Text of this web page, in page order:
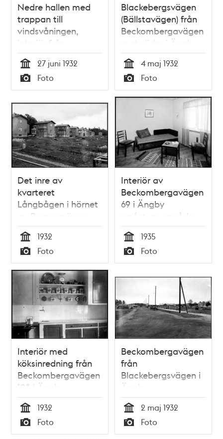
Nedre hallen med
trappan till
vindsvåningen,
interiör från
Beckombergavägen
128 i Ängby
småstugeområde
Tid
27 juni 1932
Typ
Foto
Blackebergsvägen
(Bällstavägen) från
Beckombergavägen
mot söder i Ängby
småstugeområde
som är under
byggnad
Tid
4 maj 1932
Typ
Foto
Det inre av
kvarteret
Långbågen i hörnet
av Brennervägen
och
Beckombergavägen
i Ängby
småstugeområde
Tid
1932
Typ
Foto
Interiör av
Beckombergavägen
69 i Ängby
småstugeområde
Tid
1935
Typ
Foto
Interiör med
köksinredning från
Beckombergavägen
128 i Ängby
småstugeområde
Tid
1932
Typ
Foto
Beckombergavägen
från
Blackebergsvägen i
Ängby
småstugeområde
som är under
byggnad
Tid
2 maj 1932
Typ
Foto